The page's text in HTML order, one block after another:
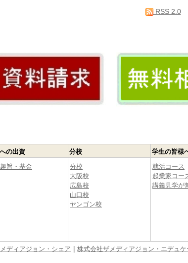
RSS 2.0
の出資
旨・基金
分校
分校
大阪校
広島校
山口校
ヤンゴン校
学生の皆様
就活コース
起業家コー
講義見学が
ディアジョン・シェア
株式会社ザメディアジョン・エデュ